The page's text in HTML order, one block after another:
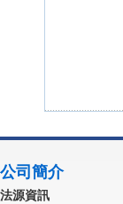
公司簡介
法源資訊